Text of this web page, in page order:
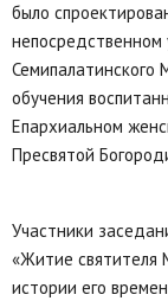
было
непосредственном
Семипалатинского
обучения
Епархиальном
Пресвятой
Участники
«Житие святителя
истории его